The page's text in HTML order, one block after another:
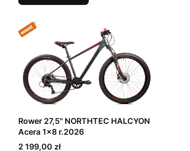
Rower 27,5" NORTHTEC HALCYON
Acera 1x8 r.2026
Cena
2 199,00 zł